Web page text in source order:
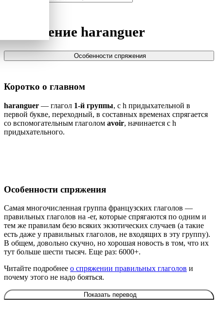
Спряжение haranguer
Особенности спряжения
Коротко о главном
haranguer — глагол 1-й группы, с h придыхательной в
первой букве, переходный, в составных временах спрягается
со вспомогательным глаголом avoir, начинается с h
придыхательного.
Особенности спряжения
Самая многочисленная группа французских глаголов —
правильных глаголов на -er, которые спрягаются по одним и
тем же правилам безо всяких экзотических случаев (а такие
есть даже у правильных глаголов, не входящих в эту группу).
В общем, довольно скучно, но хорошая новость в том, что их
тут больше шести тысяч. Еще раз: 6000+.
Читайте подробнее о спряжении правильных глаголов и
почему этого не надо бояться.
Показать перевод